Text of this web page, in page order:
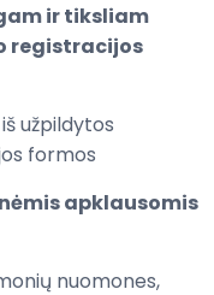
ir tiksliam
registracijos
užpildytos
formos
apklausomis
nuomones,